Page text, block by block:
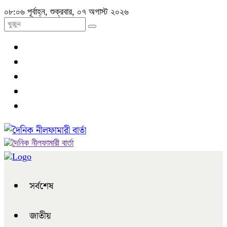
০৮:০৬ পূর্বাহ্ন, শুক্রবার, ০৭ অগাস্ট ২০২৬
সর্বশেষ
জাতীয়